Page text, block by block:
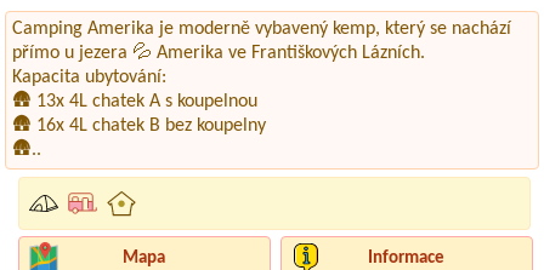
Camping Amerika je moderně vybavený kemp, který se nachází
přímo u jezera 💦 Amerika ve Františkových Lázních.
Kapacita ubytování:
🛖 13x 4L chatek A s koupelnou
🛖 16x 4L chatek B bez koupelny
🛖..
Mapa Informace